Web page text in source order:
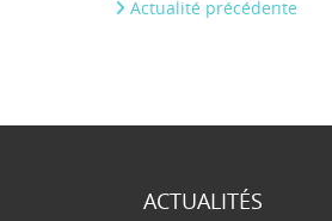
Actualité précédente
ACTUALITÉS